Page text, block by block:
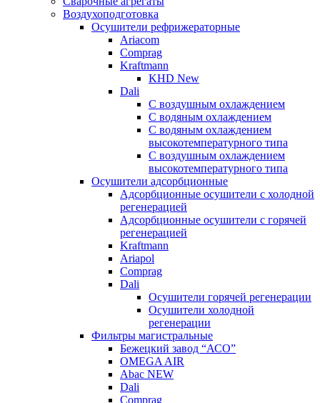
Воздухоподготовка
Осушители рефрижераторные
Ariacom
Comprag
Kraftmann
KHD New
Dali
C воздушным охлаждением
C водяным охлаждением
С водяным охлаждением
высокотемпературного типа
C воздушным охлаждением
высокотемпературного типа
Осушители адсорбционные
Адсорбционные осушители с холодной
регенерацией
Адсорбционные осушители с горячей
регенерацией
Kraftmann
Ariapol
Comprag
Dali
Осушители горячей регенерации
Осушители холодной
регенерации
Фильтры магистральные
Бежецкий завод “АСО”
OMEGA AIR
Abac NEW
Dali
Comprag